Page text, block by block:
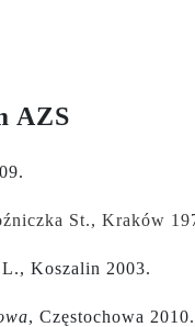
AZS
St., Kraków
Koszalin 2003.
, Częstochowa 2010.